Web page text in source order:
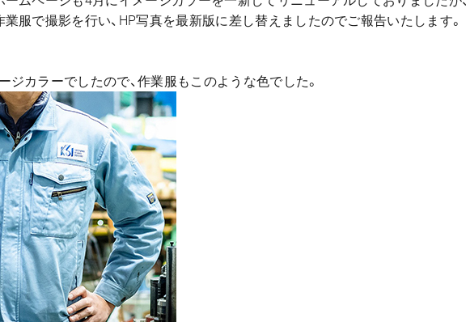
業服で撮影を行い、HP写真を最新版に差し替えましたのでご報告いたします。
ジカラーでしたので、作業服もこのような色でした。